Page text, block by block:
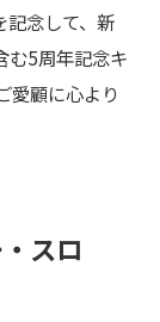
記念して、新
む5周年記念キ
愛顧に心より
スロ